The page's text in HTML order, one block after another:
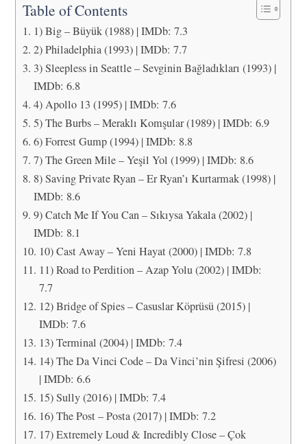
Table of Contents
1) Big – Büyük (1988) | IMDb: 7.3
2) Philadelphia (1993) | IMDb: 7.7
3) Sleepless in Seattle – Sevginin Bağladıkları (1993) |
IMDb: 6.8
4) Apollo 13 (1995) | IMDb: 7.6
5) The Burbs – Meraklı Komşular (1989) | IMDb: 6.9
6) Forrest Gump (1994) | IMDb: 8.8
7) The Green Mile – Yeşil Yol (1999) | IMDb: 8.6
8) Saving Private Ryan – Er Ryan’ı Kurtarmak (1998) |
IMDb: 8.6
9) Catch Me If You Can – Sıkıysa Yakala (2002) |
IMDb: 8.1
10) Cast Away – Yeni Hayat (2000) | IMDb: 7.8
11) Road to Perdition – Azap Yolu (2002) | IMDb:
7.7
12) Bridge of Spies – Casuslar Köprüsü (2015) |
IMDb: 7.6
13) Terminal (2004) | IMDb: 7.4
14) The Da Vinci Code – Da Vinci’nin Şifresi (2006)
| IMDb: 6.6
15) Sully (2016) | IMDb: 7.4
16) The Post – Posta (2017) | IMDb: 7.2
17) Extremely Loud & Incredibly Close – Çok